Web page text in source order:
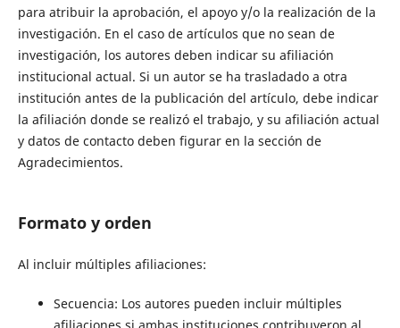
para atribuir la aprobación, el apoyo y/o la realización de la
investigación. En el caso de artículos que no sean de
investigación, los autores deben indicar su afiliación
institucional actual. Si un autor se ha trasladado a otra
institución antes de la publicación del artículo, debe indicar
la afiliación donde se realizó el trabajo, y su afiliación actual
y datos de contacto deben figurar en la sección de
Agradecimientos.
Formato y orden
Al incluir múltiples afiliaciones:
Secuencia: Los autores pueden incluir múltiples
afiliaciones si ambas instituciones contribuyeron al